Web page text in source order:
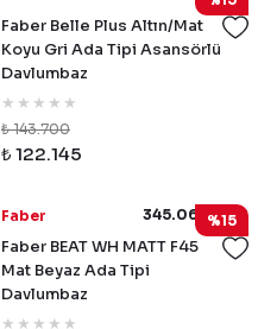
Faber Belle Plus Altın/Mat
Koyu Gri Ada Tipi Asansörlü
Davlumbaz
₺ 143.700
₺ 122.145
%15
Faber 345.0612.338
Faber BEAT WH MATT F45
Mat Beyaz Ada Tipi
Davlumbaz